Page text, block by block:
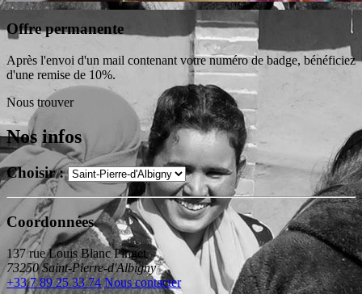
Offre permanente
Après l'envoi d'un mail contenant votre numéro de badge, bénéficiez
d'une remise de 10%.
Nous trouver
Nos infos
Choisir :
Coordonnées
137 rue Louis Blanc Pinget
73250 Saint-Pierre-d'Albigny
+33 7 89 25 33 74 Nous contacter